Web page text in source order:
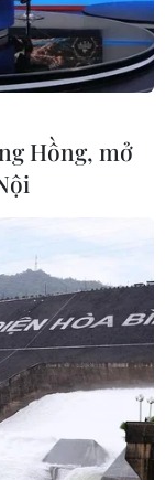
dục
Hồng, mở